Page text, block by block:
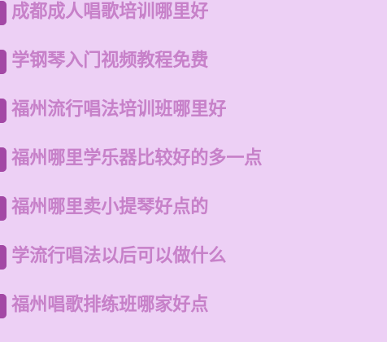
成都成人唱歌培训哪里好
学钢琴入门视频教程免费
福州流行唱法培训班哪里好
福州哪里学乐器比较好的多一点
福州哪里卖小提琴好点的
学流行唱法以后可以做什么
福州唱歌排练班哪家好点